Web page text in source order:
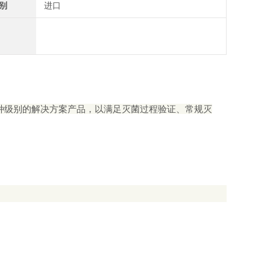
进口
别的解决方案产品，以满足灭菌过程验证、常规灭